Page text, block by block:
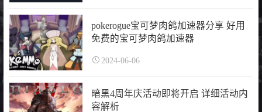
pokerogue宝可梦肉鸽加速器分享 好用
免费的宝可梦肉鸽加速器
2024-06-06
暗黑4周年庆活动即将开启 详细活动内
容解析